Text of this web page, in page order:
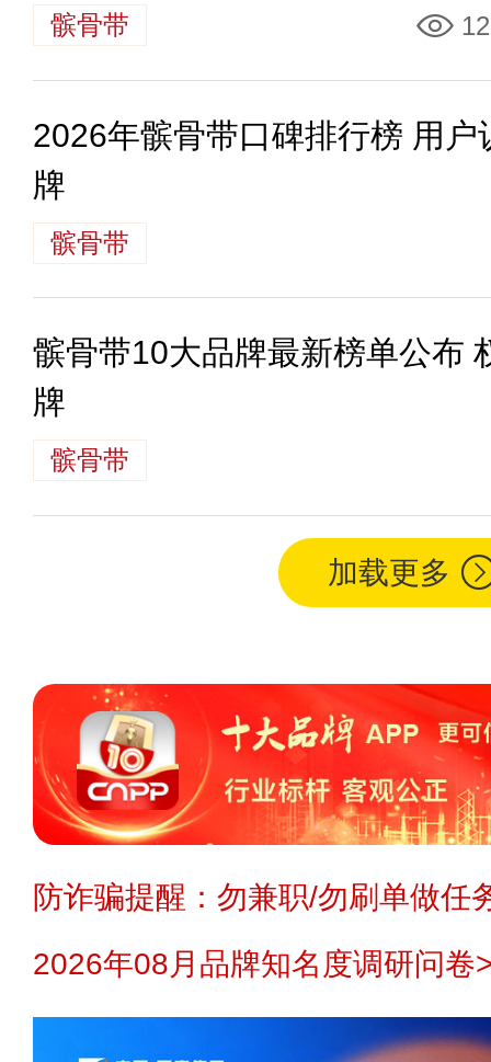
髌骨带
2026年髌骨带口碑排行榜 用
牌
髌骨带
髌骨带10大品牌最新榜单公布
牌
髌骨带
加载更多
防诈骗提醒：勿兼职/勿刷单做任
2026年08月品牌知名度调研问卷